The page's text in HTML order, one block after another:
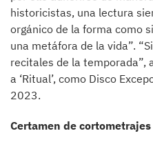
historicistas, una lectura
orgánico de la forma como
una metáfora de la vida”.
recitales de la temporada”,
a ‘Ritual’, como Disco
2023.
Certamen de cortometrajes